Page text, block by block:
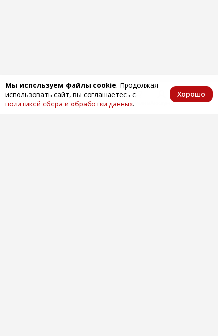
Мы используем файлы cookie. Продолжая
использовать сайт, вы соглашаетесь с
политикой сбора и обработки данных.
Хорошо
Главная КаталогИзбранноеКорзина Аккаунт